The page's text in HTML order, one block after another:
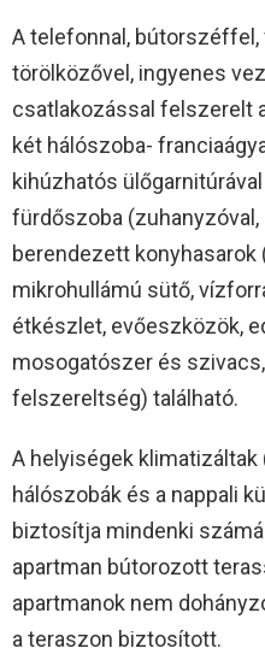
A telefonnal,
törölközővel, ingyenes
csatlakozással felszerelt
két hálószoba-
kihúzhatós
fürdőszoba
berendezett konyhasarok
mikrohullámú sütő,
étkészlet, evőeszközök,
mosogatószer és
felszereltség) található.
A helyiségek
hálószobák és a nappali
biztosítja mindenki
apartman bútorozott
apartmanok nem
a teraszon biztosított.